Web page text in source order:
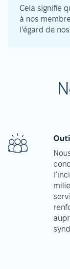
Cela signifie
à nos
l’égard de